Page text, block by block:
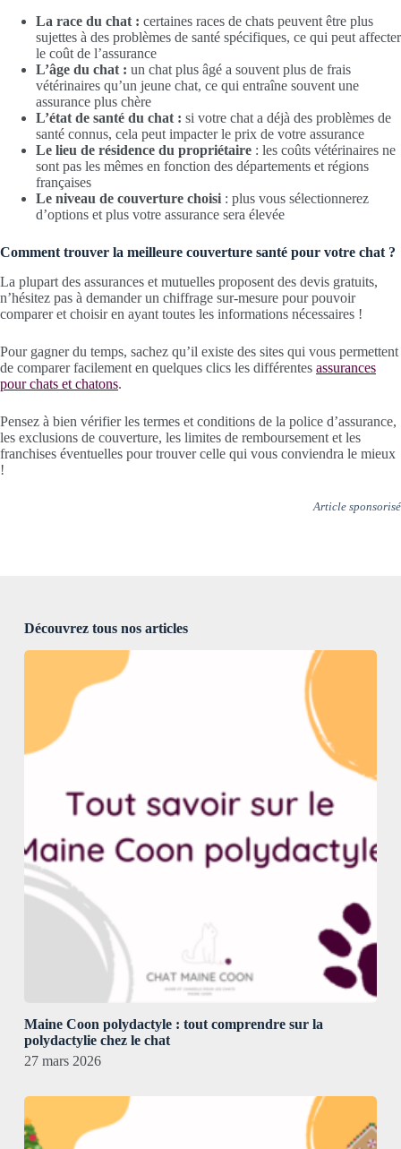
La race du chat : certaines races de chats peuvent être plus
sujettes à des problèmes de santé spécifiques, ce qui peut affecter
le coût de l’assurance
L’âge du chat : un chat plus âgé a souvent plus de frais
vétérinaires qu’un jeune chat, ce qui entraîne souvent une
assurance plus chère
L’état de santé du chat : si votre chat a déjà des problèmes de
santé connus, cela peut impacter le prix de votre assurance
Le lieu de résidence du propriétaire : les coûts vétérinaires ne
sont pas les mêmes en fonction des départements et régions
françaises
Le niveau de couverture choisi : plus vous sélectionnerez
d’options et plus votre assurance sera élevée
Comment trouver la meilleure couverture santé pour votre chat ?
La plupart des assurances et mutuelles proposent des devis gratuits,
n’hésitez pas à demander un chiffrage sur-mesure pour pouvoir
comparer et choisir en ayant toutes les informations nécessaires !
Pour gagner du temps, sachez qu’il existe des sites qui vous permettent
de comparer facilement en quelques clics les différentes assurances
pour chats et chatons.
Pensez à bien vérifier les termes et conditions de la police d’assurance,
les exclusions de couverture, les limites de remboursement et les
franchises éventuelles pour trouver celle qui vous conviendra le mieux
!
Article sponsorisé
Découvrez tous nos articles
Maine Coon polydactyle : tout comprendre sur la
polydactylie chez le chat
27 mars 2026